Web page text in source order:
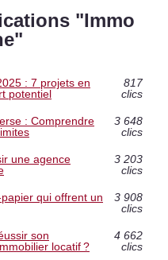
"Immo
: 7 projets en
potentiel
817
clics
: Comprendre
3 648
clics
une agence
3 203
clics
qui offrent un
3 908
clics
son
locatif ?
4 662
clics